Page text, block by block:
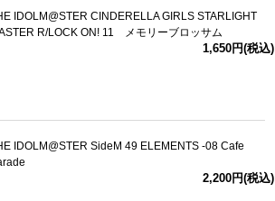
IDOLM@STER CINDERELLA GIRLS STARLIGHT
R/LOCK ON! 11 メモリーブロッサム
1,650円(税込)
IDOLM@STER SideM 49 ELEMENTS -08 Cafe
2,200円(税込)